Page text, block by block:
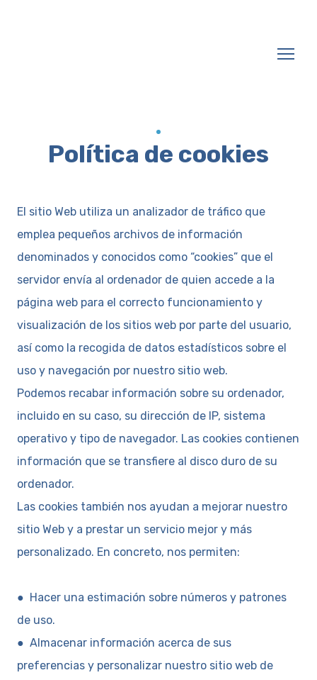
Política de cookies
El sitio Web utiliza un analizador de tráfico que
emplea pequeños archivos de información
denominados y conocidos como “cookies” que el
servidor envía al ordenador de quien accede a la
página web para el correcto funcionamiento y
visualización de los sitios web por parte del usuario,
así como la recogida de datos estadísticos sobre el
uso y navegación por nuestro sitio web.
Podemos recabar información sobre su ordenador,
incluido en su caso, su dirección de IP, sistema
operativo y tipo de navegador. Las cookies contienen
información que se transfiere al disco duro de su
ordenador.
Las cookies también nos ayudan a mejorar nuestro
sitio Web y a prestar un servicio mejor y más
personalizado. En concreto, nos permiten:
● Hacer una estimación sobre números y patrones
de uso.
● Almacenar información acerca de sus
preferencias y personalizar nuestro sitio web de